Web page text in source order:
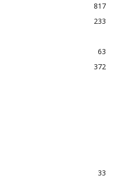
817
233
63
372
33